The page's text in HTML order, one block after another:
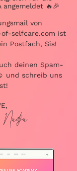
angemeldet 🔥🎉
von
selfcare.com ist
Postfach, Sis!
deinen Spam-
und schreib uns
Nadja